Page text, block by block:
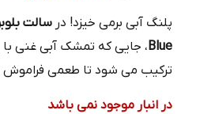
پلنگ آبی برمی خیزد! در
Blue
ترکیب می‌ شود تا طعمی فراموش‌
در انبار موجود نمی باشد